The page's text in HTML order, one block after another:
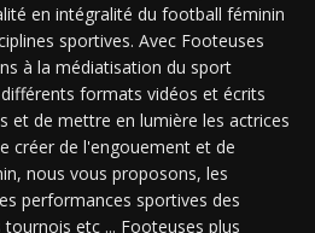
en intégralité du football féminin
sportives. Avec Footeuses
à la médiatisation du sport
formats vidéos et écrits
et de mettre en lumière les actrices
créer de l'engouement et de
nous vous proposons, les
performances sportives des
etc ... Footeuses plus